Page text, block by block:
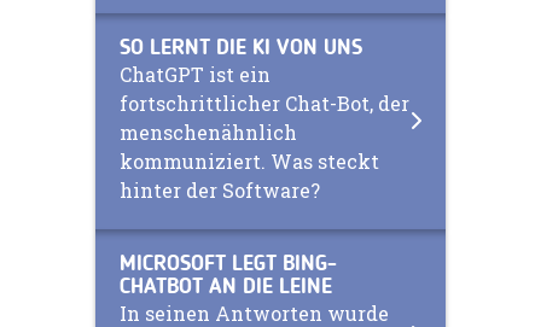
SO LERNT DIE KI VON UNS
ChatGPT ist ein
fortschrittlicher Chat-Bot, der
menschenähnlich
kommuniziert. Was steckt
hinter der Software?
MICROSOFT LEGT BING-
CHATBOT AN DIE LEINE
In seinen Antworten wurde